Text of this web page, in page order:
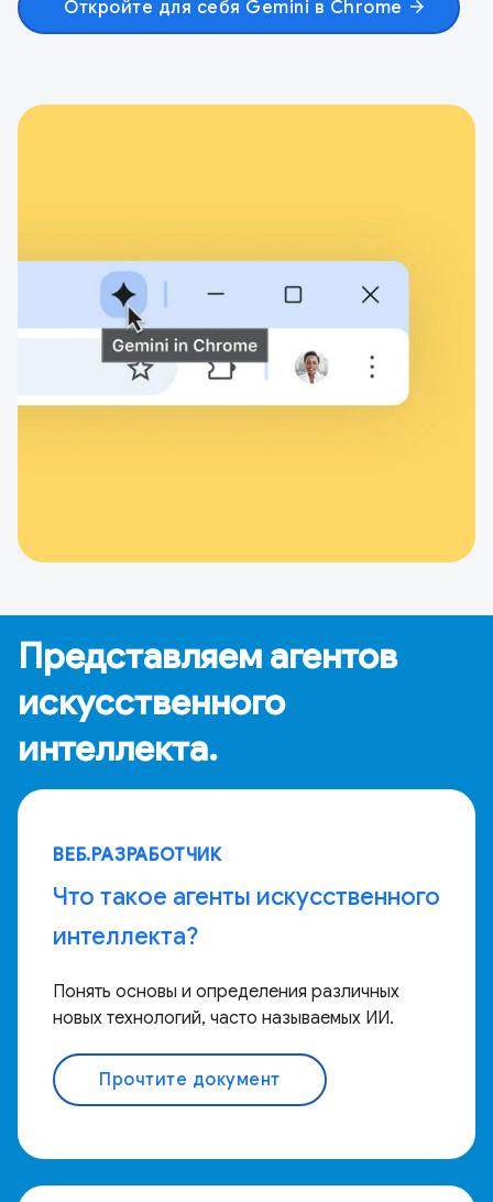
Откройте для себя Gemini в Chrome arrow_forward
Представляем агентов
искусственного
интеллекта.
ВЕБ.РАЗРАБОТЧИК
Что такое агенты искусственного
интеллекта?
Понять основы и определения различных
новых технологий, часто называемых ИИ.
Прочтите документ